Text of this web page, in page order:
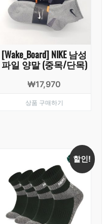
[Wake_Board] NIKE 남성
파일 양말 (중목/단목)
₩17,970
상품 구매하기
할인!